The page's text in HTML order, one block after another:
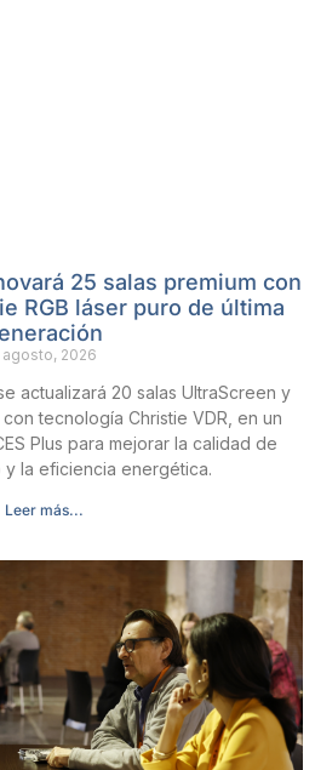
25 salas premium con
RGB láser puro de última
agosto, 2026
actualizará 20 salas UltraScreen y
tecnología Christie VDR, en un
Plus para mejorar la calidad de
y la eficiencia energética.
Leer más...